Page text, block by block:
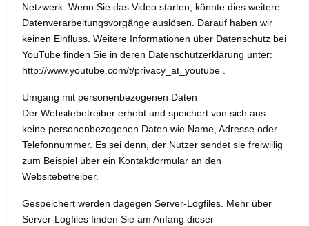
Netzwerk. Wenn Sie das Video starten, könnte dies weitere
Datenverarbeitungsvorgänge auslösen. Darauf haben wir
keinen Einfluss. Weitere Informationen über Datenschutz bei
YouTube finden Sie in deren Datenschutzerklärung unter:
http://www.youtube.com/t/privacy_at_youtube .
Umgang mit personenbezogenen Daten
Der Websitebetreiber erhebt und speichert von sich aus
keine personenbezogenen Daten wie Name, Adresse oder
Telefonnummer. Es sei denn, der Nutzer sendet sie freiwillig
zum Beispiel über ein Kontaktformular an den
Websitebetreiber.
Gespeichert werden dagegen Server-Logfiles. Mehr über
Server-Logfiles finden Sie am Anfang dieser